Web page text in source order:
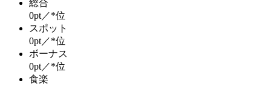
総合
0pt／*位
スポット
0pt／*位
ボーナス
0pt／*位
食楽